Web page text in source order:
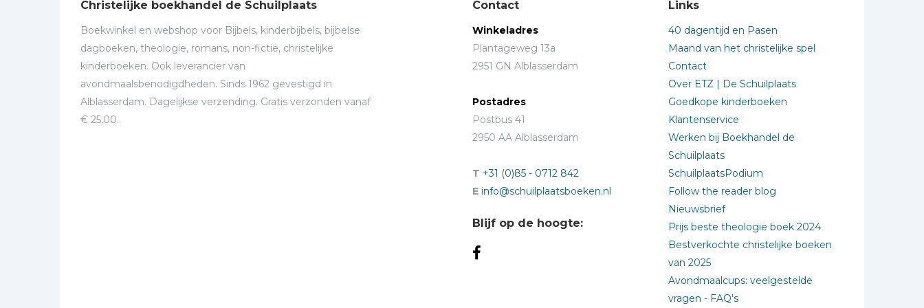
Christelijke boekhandel de Schuilplaats
Boekwinkel en webshop voor Bijbels, kinderbijbels, bijbelse
dagboeken, theologie, romans, non-fictie, christelijke
kinderboeken. Ook leverancier van
avondmaalsbenodigdheden. Sinds 1962 gevestigd in
Alblasserdam. Dagelijkse verzending. Gratis verzonden vanaf
€ 25,00.
Contact
Winkeladres
Plantageweg 13a
2951 GN Alblasserdam
Postadres
Postbus 41
2950 AA Alblasserdam
T +31 (0)85 - 0712 842
E info@schuilplaatsboeken.nl
Blijf op de hoogte:
Links
40 dagentijd en Pasen
Maand van het christelijke spel
Contact
Over ETZ | De Schuilplaats
Goedkope kinderboeken
Klantenservice
Werken bij Boekhandel de
Schuilplaats
SchuilplaatsPodium
Follow the reader blog
Nieuwsbrief
Prijs beste theologie boek 2024
Bestverkochte christelijke boeken
van 2025
Avondmaalcups: veelgestelde
vragen - FAQ's